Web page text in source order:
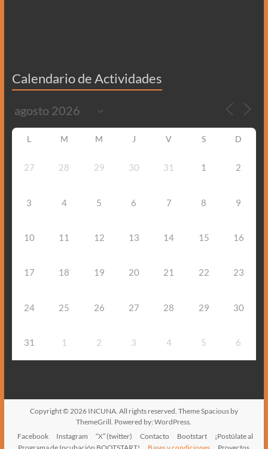
Calendario de Actividades
L M M J V S D
27 28 29 30 31 1 2
3 4 5 6 7 8 9
10 11 12 13 14 15 16
17 18 19 20 21 22 23
24 25 26 27 28 29 30
31 1 2 3 4 5 6
Copyright © 2026 INCUNA. All rights reserved. ThemeSpaciousby
ThemeGrill. Powered by:WordPress.
Facebook
Instagram “X” (twitter) Contacto Bootstart
¡Postúlate al